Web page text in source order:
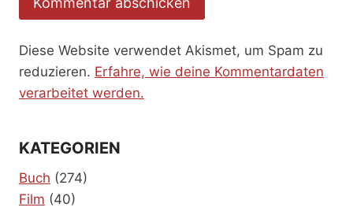
Diese Website verwendet Akismet, um Spam zu
reduzieren. Erfahre, wie deine Kommentardaten
verarbeitet werden.
KATEGORIEN
Buch (274)
Film (40)